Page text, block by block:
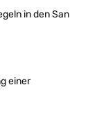
in den San
einer